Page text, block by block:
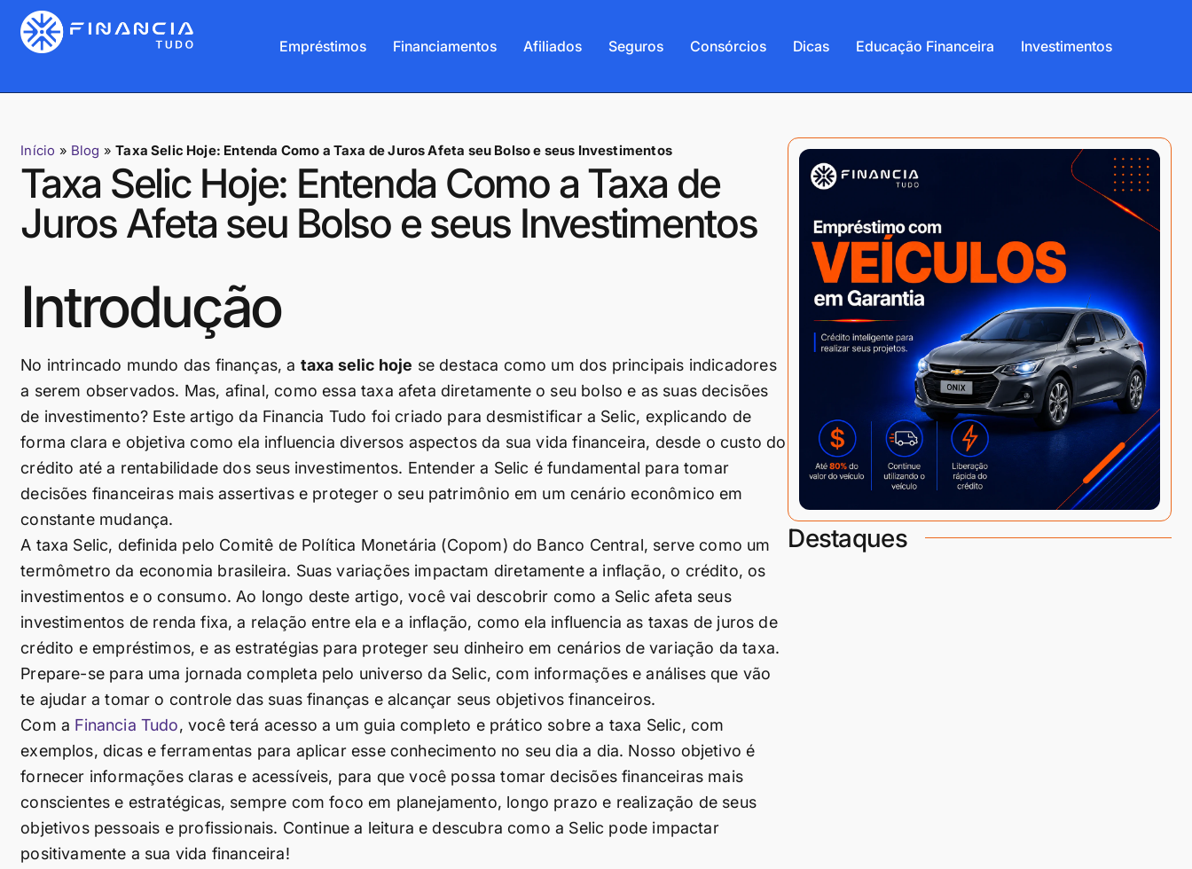
Empréstimos Financiamentos Afiliados Seguros Consórcios Dicas Educação Financeira Investimentos
Início » Blog »Taxa Selic Hoje: Entenda Como a Taxa de Juros Afeta seu Bolso e seus Investimentos
Taxa Selic Hoje: Entenda Como a Taxa de
Juros Afeta seu Bolso e seus Investimentos
Introdução
No intrincado mundo das finanças, a taxa selic hoje se destaca como um dos principais indicadores
a serem observados. Mas, afinal, como essa taxa afeta diretamente o seu bolso e as suas decisões
de investimento? Este artigo da Financia Tudo foi criado para desmistificar a Selic, explicando de
forma clara e objetiva como ela influencia diversos aspectos da sua vida financeira, desde o custo do
crédito até a rentabilidade dos seus investimentos. Entender a Selic é fundamental para tomar
decisões financeiras mais assertivas e proteger o seu patrimônio em um cenário econômico em
constante mudança.
A taxa Selic, definida pelo Comitê de Política Monetária (Copom) do Banco Central, serve como um
termômetro da economia brasileira. Suas variações impactam diretamente a inflação, o crédito, os
investimentos e o consumo. Ao longo deste artigo, você vai descobrir como a Selic afeta seus
investimentos de renda fixa, a relação entre ela e a inflação, como ela influencia as taxas de juros de
crédito e empréstimos, e as estratégias para proteger seu dinheiro em cenários de variação da taxa.
Prepare-se para uma jornada completa pelo universo da Selic, com informações e análises que vão
te ajudar a tomar o controle das suas finanças e alcançar seus objetivos financeiros.
Com a Financia Tudo, você terá acesso a um guia completo e prático sobre a taxa Selic, com
exemplos, dicas e ferramentas para aplicar esse conhecimento no seu dia a dia. Nosso objetivo é
fornecer informações claras e acessíveis, para que você possa tomar decisões financeiras mais
conscientes e estratégicas, sempre com foco em planejamento, longo prazo e realização de seus
objetivos pessoais e profissionais. Continue a leitura e descubra como a Selic pode impactar
positivamente a sua vida financeira!
Destaques